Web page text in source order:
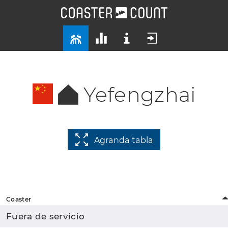
Yefengzhai
Agranda tabla
Coaster
Fuera de servicio